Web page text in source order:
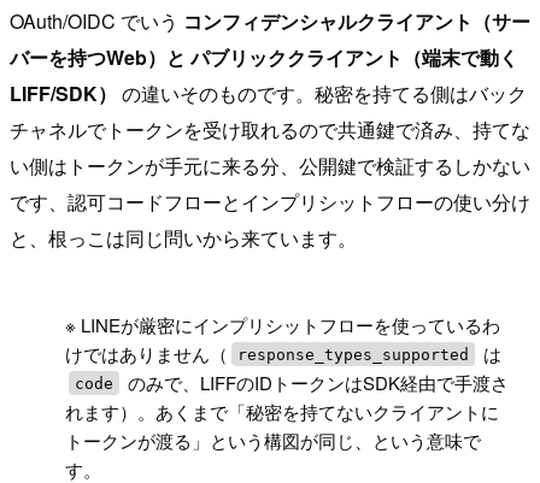
OAuth/OIDC でいう コンフィデンシャルクライアント（サー
バーを持つWeb）と パブリッククライアント（端末で動く
LIFF/SDK） の違いそのものです。秘密を持てる側はバック
チャネルでトークンを受け取れるので共通鍵で済み、持てな
い側はトークンが手元に来る分、公開鍵で検証するしかない
です、認可コードフローとインプリシットフローの使い分け
と、根っこは同じ問いから来ています。
※ LINEが厳密にインプリシットフローを使っているわ
けではありません（
response_types_supported は
code
のみで、LIFFのIDトークンはSDK経由で手渡さ
れます）。あくまで「秘密を持てないクライアントに
トークンが渡る」という構図が同じ、という意味で
す。